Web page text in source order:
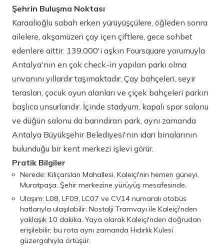
Şehrin Buluşma Noktası
Karaalioğlu sabah erken yürüyüşçülere, öğleden sonra
ailelere, akşamüzeri çay içen çiftlere, gece sohbet
edenlere aittir. 139.000'i aşkın Foursquare yorumuyla
Antalya'nın en çok check-in yapılan parkı olma
unvanını yıllardır taşımaktadır. Çay bahçeleri, seyir
terasları, çocuk oyun alanları ve çiçek bahçeleri parkın
başlıca unsurlarıdır. İçinde stadyum, kapalı spor salonu
ve düğün salonu da barındıran park, aynı zamanda
Antalya Büyükşehir Belediyesi'nin idari binalarının
bulunduğu bir kent merkezi işlevi görür.
Pratik Bilgiler
Nerede: Kılıçarslan Mahallesi, Kaleiçi'nin hemen güneyi,
Muratpaşa. Şehir merkezine yürüyüş mesafesinde.
Ulaşım: L08, LF09, LC07 ve CV14 numaralı otobüs
hatlarıyla ulaşılabilir. Nostalji Tramvayı ile Kaleiçi'nden
yaklaşık 10 dakika. Yaya olarak Kaleiçi'nden doğrudan
erişilebilir; bu rota aynı zamanda Hıdırlık Kulesi
güzergahıyla örtüşür.